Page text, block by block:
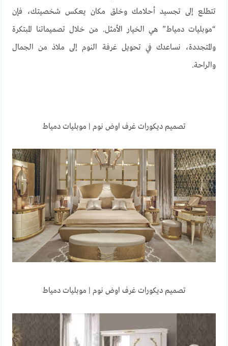
تتطلع إلى تجسيد أحلامك وخلق مكان يعكس شخصيتك، فإن
“موبليات دمياط” هي الخيار الأمثل. من خلال تصميماتنا المبتكرة
والمتجددة، نساعدك في تحويل غرفة النوم إلى ملاذ من الجمال
والراحة.
تصميم ديكورات غرف اوض نوم | موبليات دمياط
تصميم ديكورات غرف اوض نوم | موبليات دمياط